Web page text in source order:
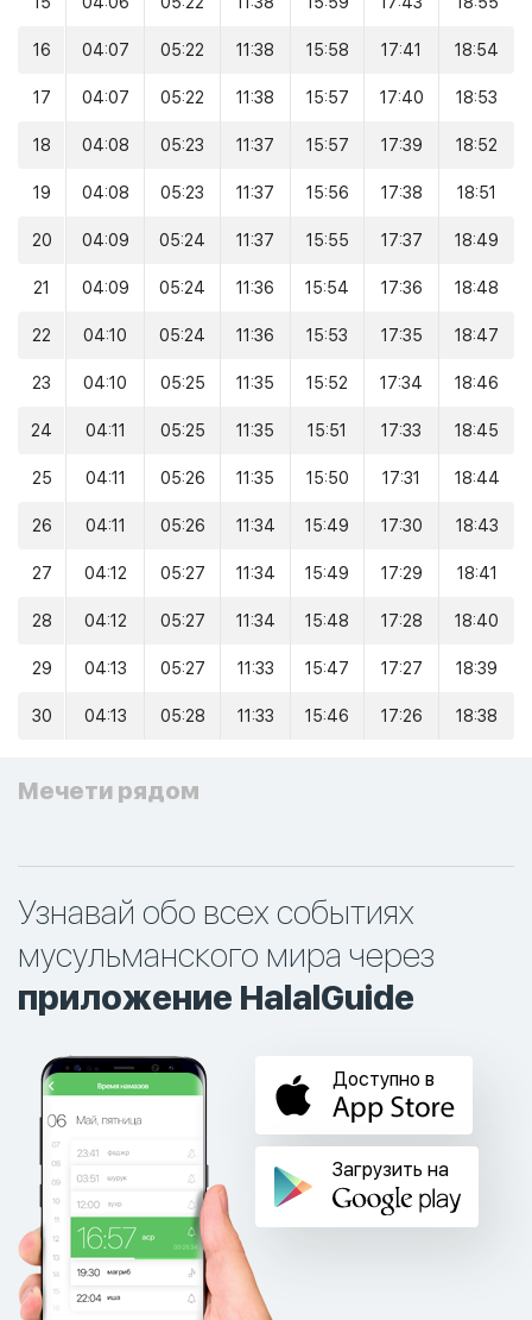
16 04:07 05:22 11:38 15:58 17:41 18:54
17 04:07 05:22 11:38 15:57 17:40 18:53
18 04:08 05:23 11:37 15:57 17:39 18:52
19 04:08 05:23 11:37 15:56 17:38 18:51
20 04:09 05:24 11:37 15:55 17:37 18:49
21 04:09 05:24 11:36 15:54 17:36 18:48
22 04:10 05:24 11:36 15:53 17:35 18:47
23 04:10 05:25 11:35 15:52 17:34 18:46
24 04:11 05:25 11:35 15:51 17:33 18:45
25 04:11 05:26 11:35 15:50 17:31 18:44
26 04:11 05:26 11:34 15:49 17:30 18:43
27 04:12 05:27 11:34 15:49 17:29 18:41
28 04:12 05:27 11:34 15:48 17:28 18:40
29 04:13 05:27 11:33 15:47 17:27 18:39
30 04:13 05:28 11:33 15:46 17:26 18:38
Мечети рядом
Узнавай обо всех событиях
мусульманского мира через
приложение HalalGuide
Доступно в
Загрузить на